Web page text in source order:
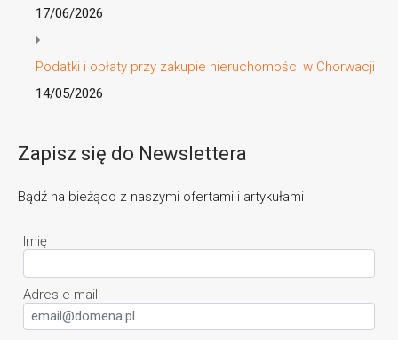
17/06/2026
Podatki i opłaty przy zakupie nieruchomości w Chorwacji
14/05/2026
Zapisz się do Newslettera
Bądź na bieżąco z naszymi ofertami i artykułami
Imię
Adres e-mail